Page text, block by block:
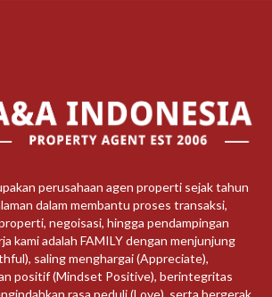
perusahaan agen properti sejak tahun
dalam membantu proses transaksi,
negoisasi, hingga pendampingan
kami adalah FAMILY dengan menjunjung
saling menghargai (Appreciate),
positif (Mindset Positive), berintegritas